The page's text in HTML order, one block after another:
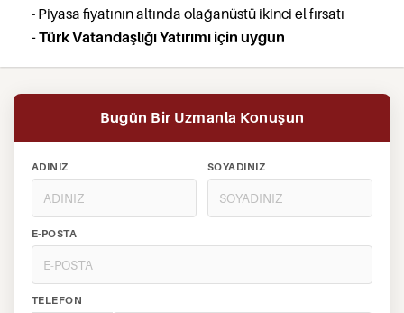
- Piyasa fiyatının altında olağanüstü ikinci el fırsatı
- Türk Vatandaşlığı Yatırımı için uygun
Bugün Bir Uzmanla Konuşun
ADINIZ SOYADINIZ
E-POSTA
TELEFON